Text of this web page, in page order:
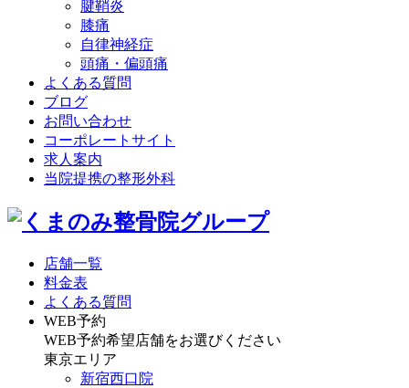
腱鞘炎
膝痛
自律神経症
頭痛・偏頭痛
よくある質問
ブログ
お問い合わせ
コーポレートサイト
求人案内
当院提携の整形外科
店舗一覧
料金表
よくある質問
WEB予約
WEB予約希望店舗をお選びください
東京エリア
新宿西口院